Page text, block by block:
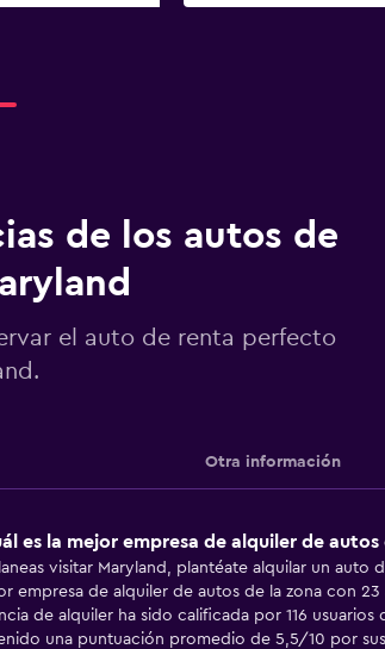
de los autos de
el auto de renta perfecto
Otra información
es la mejor empresa de alquiler de autos
visitar Maryland, plantéate alquilar un auto
empresa de alquiler de autos de la zona con 23
de alquiler ha sido calificada por 116
una puntuación promedio de 5,5/10 por